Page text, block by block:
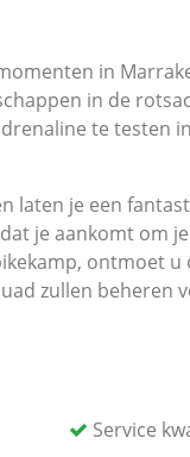
in
in de
te testen
laten je een
je aankomt om
​​ontmoet
zullen beheren
dan de quad
gestart,
neem je mee
Service